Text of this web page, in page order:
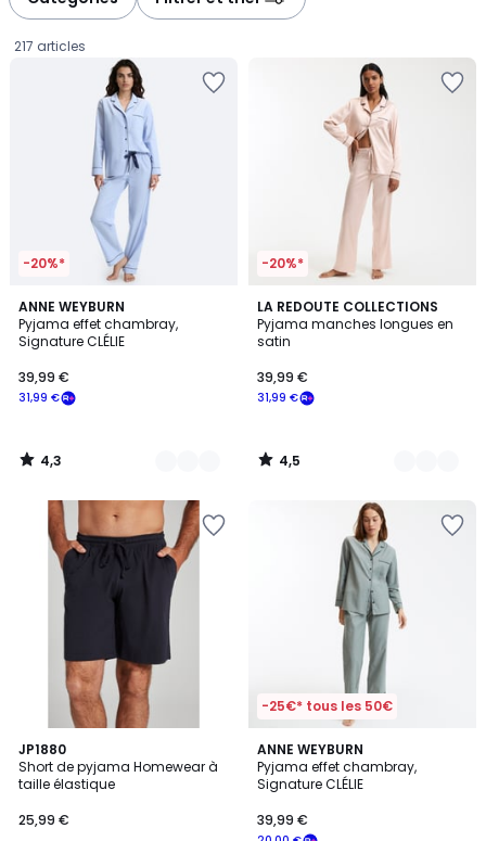
217 articles
-20%*
ANNE WEYBURN
Pyjama effet chambray,
Signature CLÉLIE
€
souscrivez
notre
programme
payer
31,99 €
39,99 €
4,3
/ 5
2
Couleurs
4,3
/
-20%*
LA REDOUTE COLLECTIONS
Pyjama manches longues en
satin
31,99 €
39,99 €
4,5
/ 5
2
Couleurs
4,5
/
JP1880
Short de pyjama Homewear à
taille élastique
25,99 €
4,2
/ 5
5
Couleurs
-25€* tous les 50€
ANNE WEYBURN
Pyjama effet chambray,
Signature CLÉLIE
39,99 €
4,3
/ 5